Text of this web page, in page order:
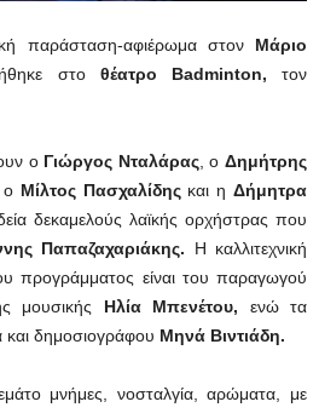
παράσταση-αφιέρωμα στον Μάριο
στο θέατρο Badminton,τον
ο Γιώργος Νταλάρας, οΔημήτρης
, ο Μίλτος Πασχαλίδηςκαι ηΔήμητρα
δεκαμελούς λαϊκής ορχήστρας που
Παπαζαχαριάκης. Η καλλιτεχνική
προγράμματος είναι του παραγωγού
μουσικής Ηλία Μπενέτου, ενώ τα
και δημοσιογράφου Μηνά Βιντιάδη.
μνήμες, νοσταλγία, αρώματα, με